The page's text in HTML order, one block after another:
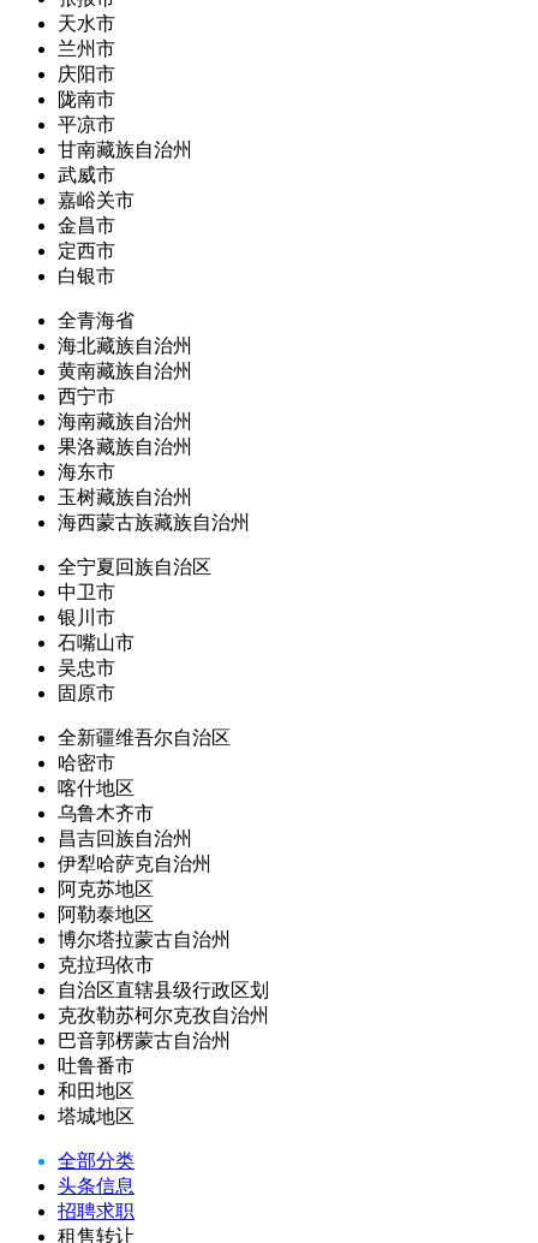
天水市
兰州市
庆阳市
陇南市
平凉市
甘南藏族自治州
武威市
嘉峪关市
金昌市
定西市
白银市
全青海省
海北藏族自治州
黄南藏族自治州
西宁市
海南藏族自治州
果洛藏族自治州
海东市
玉树藏族自治州
海西蒙古族藏族自治州
全宁夏回族自治区
中卫市
银川市
石嘴山市
吴忠市
固原市
全新疆维吾尔自治区
哈密市
喀什地区
乌鲁木齐市
昌吉回族自治州
伊犁哈萨克自治州
阿克苏地区
阿勒泰地区
博尔塔拉蒙古自治州
克拉玛依市
自治区直辖县级行政区划
克孜勒苏柯尔克孜自治州
巴音郭楞蒙古自治州
吐鲁番市
和田地区
塔城地区
全部分类
头条信息
招聘求职
租售转让